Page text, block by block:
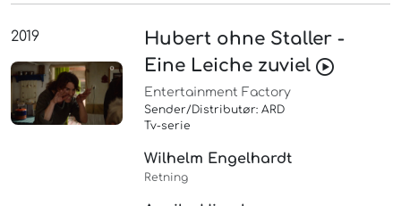
2019
Hubert ohne Staller -
Eine Leiche zuviel
Entertainment Factory
Sender/Distributør: ARD
Tv-serie
Wilhelm Engelhardt
Retning